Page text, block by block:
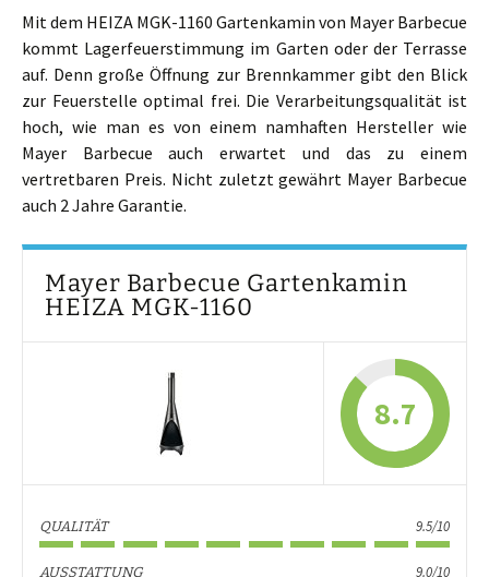
Mit dem HEIZA MGK-1160 Gartenkamin von Mayer Barbecue
kommt Lagerfeuerstimmung im Garten oder der Terrasse
auf. Denn große Öffnung zur Brennkammer gibt den Blick
zur Feuerstelle optimal frei. Die Verarbeitungsqualität ist
hoch, wie man es von einem namhaften Hersteller wie
Mayer Barbecue auch erwartet und das zu einem
vertretbaren Preis. Nicht zuletzt gewährt Mayer Barbecue
auch 2 Jahre Garantie.
Mayer Barbecue Gartenkamin
HEIZA MGK-1160
8.7
QUALITÄT 9.5/10
AUSSTATTUNG 9.0/10